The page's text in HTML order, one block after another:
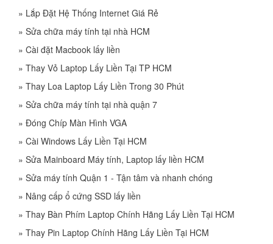
» Lắp Đặt Hệ Thống Internet Giá Rẻ
» Sửa chữa máy tính tại nhà HCM
» Cài đặt Macbook lấy liền
» Thay Vỏ Laptop Lấy Liền Tại TP HCM
» Thay Loa Laptop Lấy Liền Trong 30 Phút
» Sửa chữa máy tính tại nhà quận 7
» Đóng Chíp Màn Hình VGA
» Cài Windows Lấy Liền Tại HCM
» Sửa Mainboard Máy tính, Laptop lấy liền HCM
» Sửa máy tính Quận 1 - Tận tâm và nhanh chóng
» Nâng cấp ổ cứng SSD lấy liền
» Thay Bàn Phím Laptop Chính Hãng Lấy Liền Tại HCM
» Thay Pin Laptop Chính Hãng Lấy Liền Tại HCM